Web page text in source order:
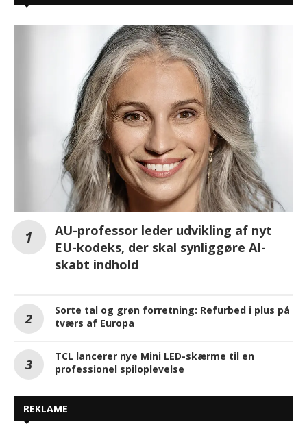
AU-professor leder udvikling af nyt
EU-kodeks, der skal synliggøre AI-
skabt indhold
Sorte tal og grøn forretning: Refurbed i plus på
tværs af Europa
TCL lancerer nye Mini LED-skærme til en
professionel spiloplevelse
REKLAME